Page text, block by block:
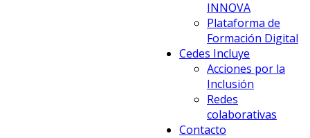
INNOVA
Plataforma de
Formación Digital
Cedes Incluye
Acciones por la
Inclusión
Redes
colaborativas
Contacto